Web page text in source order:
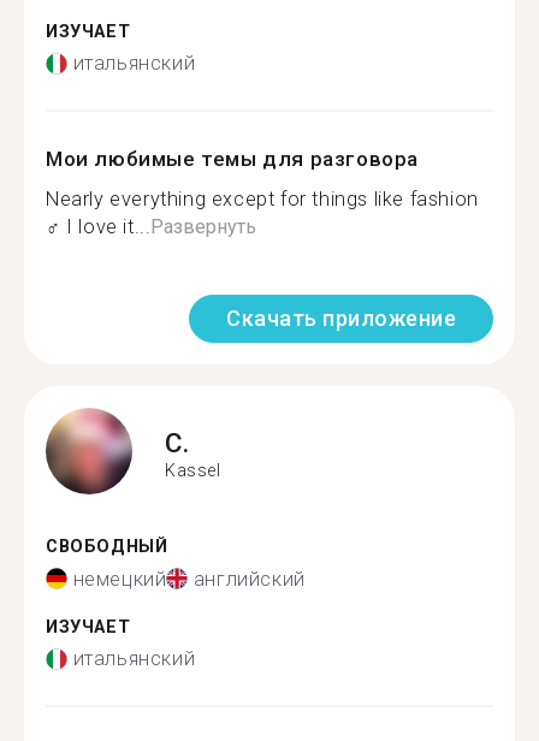
ИЗУЧАЕТ
итальянский
Мои любимые темы для разговора
Nearly everything except for things like fashion
‍♂️ I love it...Развернуть
Скачать приложение
C.
Kassel
СВОБОДНЫЙ
немецкий английский
ИЗУЧАЕТ
итальянский